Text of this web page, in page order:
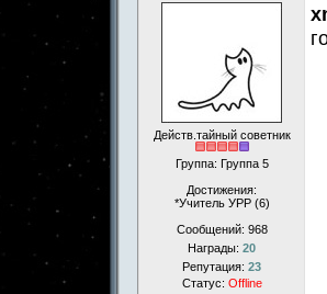
Действ.тайный советник
Группа: Группа 5
Достижения:
*Учитель УРР (6)
Сообщений: 968
Награды: 20
Репутация: 23
Статус: Offline